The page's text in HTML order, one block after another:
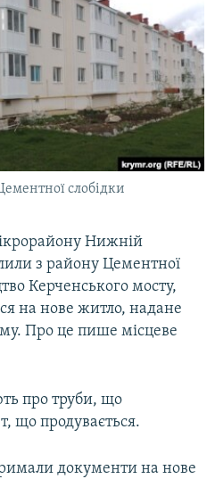
слобідки
Нижній
з району Цементної
Керченського мосту,
на нове житло, надане
Про це пише місцеве
про труби, що
що продувається.
документи на нове